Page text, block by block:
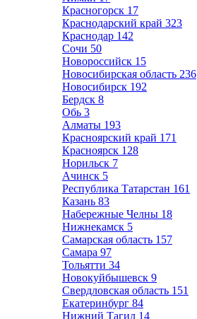
Красногорск 17
Краснодарский край 323
Краснодар 142
Сочи 50
Новороссийск 15
Новосибирская область 236
Новосибирск 192
Бердск 8
Обь 3
Алматы 193
Красноярский край 171
Красноярск 128
Норильск 7
Ачинск 5
Республика Татарстан 161
Казань 83
Набережные Челны 18
Нижнекамск 5
Самарская область 157
Самара 97
Тольятти 34
Новокуйбышевск 9
Свердловская область 151
Екатеринбург 84
Нижний Тагил 14